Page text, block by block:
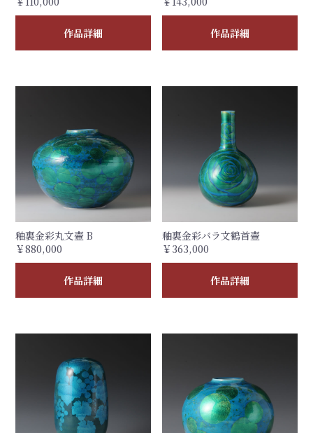
作品詳細 作品詳細
釉裏金彩丸文壷 B
￥880,000
作品詳細
釉裏金彩バラ文鶴首壷
￥363,000
作品詳細